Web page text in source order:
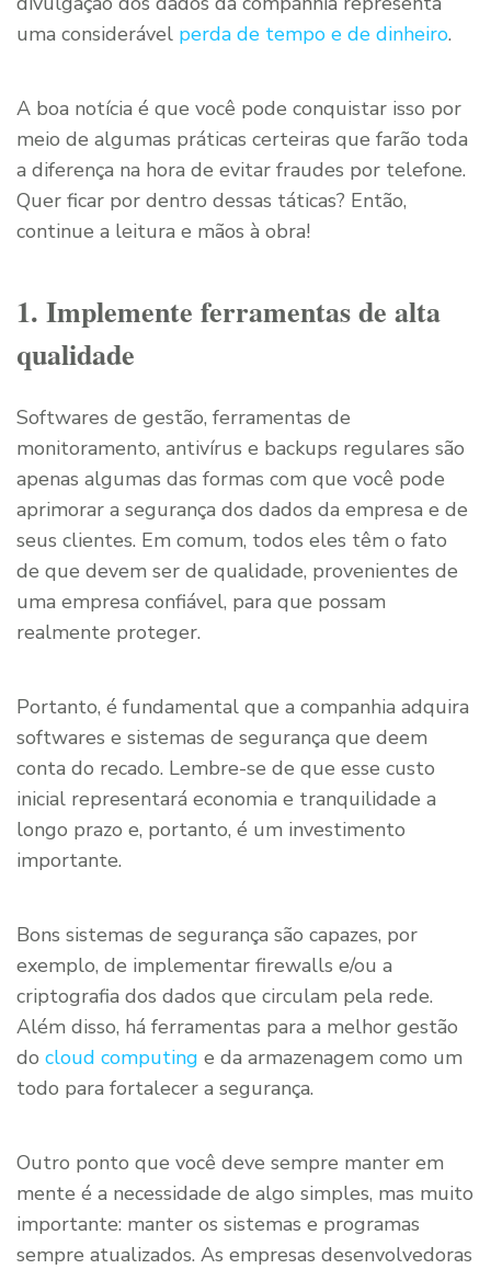
uma considerável perda de tempo e de dinheiro.
A boa notícia é que você pode conquistar isso por
meio de algumas práticas certeiras que farão toda
a diferença na hora de evitar fraudes por telefone.
Quer ficar por dentro dessas táticas? Então,
continue a leitura e mãos à obra!
1. Implemente ferramentas de alta
qualidade
Softwares de gestão, ferramentas de
monitoramento, antivírus e backups regulares são
apenas algumas das formas com que você pode
aprimorar a segurança dos dados da empresa e de
seus clientes. Em comum, todos eles têm o fato
de que devem ser de qualidade, provenientes de
uma empresa confiável, para que possam
realmente proteger.
Portanto, é fundamental que a companhia adquira
softwares e sistemas de segurança que deem
conta do recado. Lembre-se de que esse custo
inicial representará economia e tranquilidade a
longo prazo e, portanto, é um investimento
importante.
Bons sistemas de segurança são capazes, por
exemplo, de implementar firewalls e/ou a
criptografia dos dados que circulam pela rede.
Além disso, há ferramentas para a melhor gestão
do cloud computing e da armazenagem como um
todo para fortalecer a segurança.
Outro ponto que você deve sempre manter em
mente é a necessidade de algo simples, mas muito
importante: manter os sistemas e programas
sempre atualizados. As empresas desenvolvedoras